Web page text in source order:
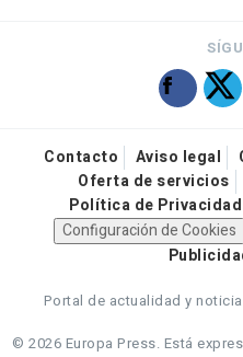
Contacto Aviso legal
Oferta de servicios
Política de Privacidad
Configuración de Cookies
Portal de actualidad y
© 2026 Europa Press. Está